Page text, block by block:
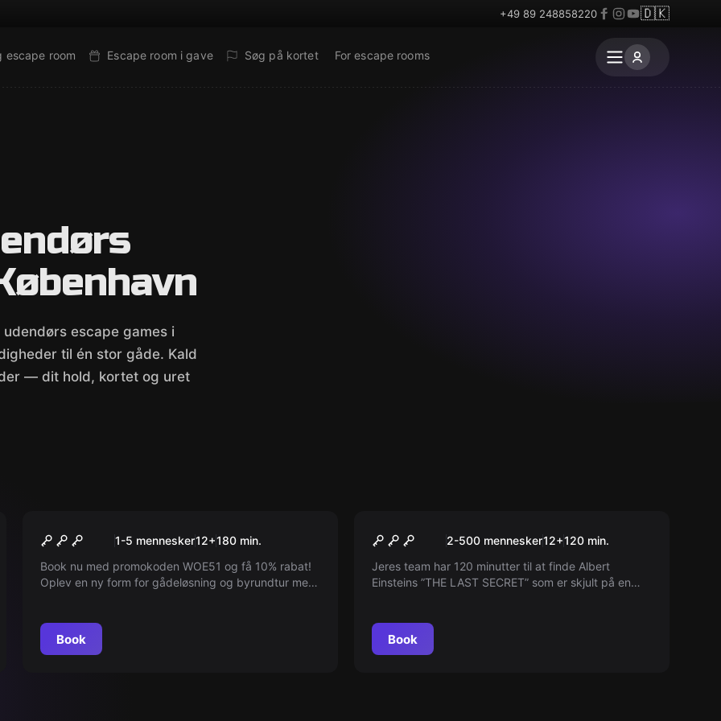
+49 89 248858220 🇩🇰
escape room Escape room i gave Søg på kortet For escape rooms
escape games i
til én stor gåde. Kald
— dit hold, kortet og uret
World City Trail
1-5 mennesker12+180 min.
Book nu med promokoden WOE51 og få 10% rabat!
Oplev en ny form for gådeløsning og byrundtur med
Book
The Last Secret of Albert
Einstein
2-500 mennesker12+120 min.
Jeres team har 120 minutter til at finde Albert
Einsteins ”THE LAST SECRET” som er skjult på en
Book